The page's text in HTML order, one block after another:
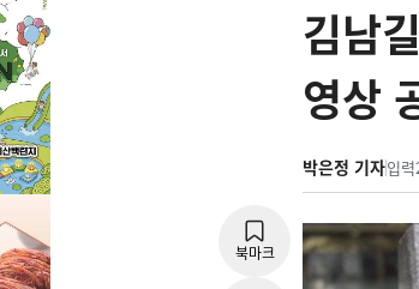
김남
영상
박은정 기자입력
북마크